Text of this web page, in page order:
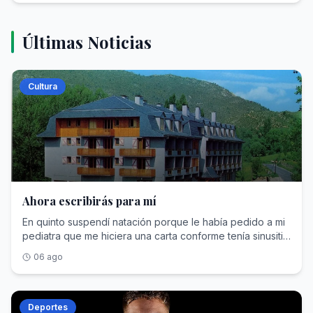
Últimas Noticias
Cultura
Ahora escribirás para mí
En quinto suspendí natación porque le había pedido a mi
pediatra que me hiciera una carta conforme tenía sinusitis
curso, descubrieron que era mentira. El castigo fue
escribir 100 páginas a máquina copiando definiciones de
la enciclopedia. Ahora este castigo no tendría ningún
sentido pero en 1986 todavía se creía que la
06 ago
Deportes